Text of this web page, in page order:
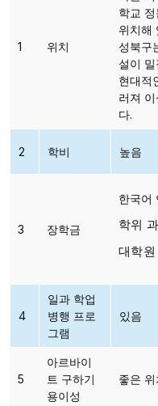
1 위치
학교
위치해
성북구
설이
현대적
러져
다.
2 학비 높음
3 장학금
한국어
학위
대학원
4
일과 학업
병행 프로
그램
있음
5
아르바이
트 구하기
용이성
좋은